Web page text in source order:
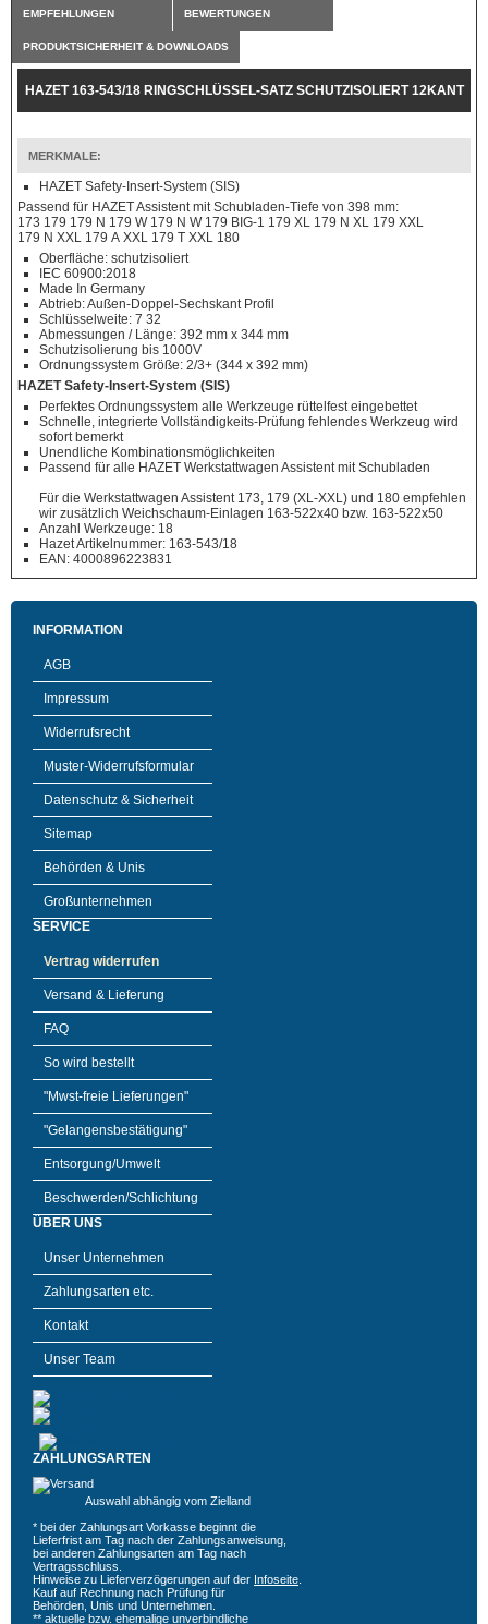
EMPFEHLUNGEN BEWERTUNGEN
PRODUKTSICHERHEIT & DOWNLOADS
HAZET 163-543/18 RINGSCHLÜSSEL-SATZ SCHUTZISOLIERT 12KANT
MERKMALE:
HAZET Safety-Insert-System (SIS)
Passend für HAZET Assistent mit Schubladen-Tiefe von 398 mm:
173 179 179 N 179 W 179 N W 179 BIG-1 179 XL 179 N XL 179 XXL
179 N XXL 179 A XXL 179 T XXL 180
Oberfläche: schutzisoliert
IEC 60900:2018
Made In Germany
Abtrieb: Außen-Doppel-Sechskant Profil
Schlüsselweite: 7 32
Abmessungen / Länge: 392 mm x 344 mm
Schutzisolierung bis 1000V
Ordnungssystem Größe: 2/3+ (344 x 392 mm)
HAZET Safety-Insert-System (SIS)
Perfektes Ordnungssystem alle Werkzeuge rüttelfest eingebettet
Schnelle, integrierte Vollständigkeits-Prüfung fehlendes Werkzeug wird
sofort bemerkt
Unendliche Kombinationsmöglichkeiten
Passend für alle HAZET Werkstattwagen Assistent mit Schubladen
Für die Werkstattwagen Assistent 173, 179 (XL-XXL) und 180 empfehlen
wir zusätzlich Weichschaum-Einlagen 163-522x40 bzw. 163-522x50
Anzahl Werkzeuge: 18
Hazet Artikelnummer: 163-543/18
EAN: 4000896223831
INFORMATION
AGB
Impressum
Widerrufsrecht
Muster-Widerrufsformular
Datenschutz & Sicherheit
Sitemap
Behörden & Unis
Großunternehmen
SERVICE
Vertrag widerrufen
Versand & Lieferung
FAQ
So wird bestellt
"Mwst-freie Lieferungen"
"Gelangensbestätigung"
Entsorgung/Umwelt
Beschwerden/Schlichtung
ÜBER UNS
Unser Unternehmen
Zahlungsarten etc.
Kontakt
Unser Team
ZAHLUNGSARTEN
Auswahl abhängig vom Zielland
* bei der Zahlungsart Vorkasse beginnt die
Lieferfrist am Tag nach der Zahlungsanweisung,
bei anderen Zahlungsarten am Tag nach
Vertragsschluss.
Hinweise zu Lieferverzögerungen auf der Infoseite
Kauf auf Rechnung nach Prüfung für
Behörden, Unis und Unternehmen.
** aktuelle bzw. ehemalige unverbindliche